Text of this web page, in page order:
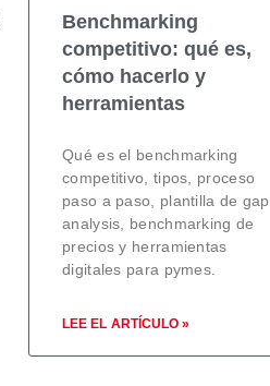
Benchmarking
competitivo: qué es,
cómo hacerlo y
herramientas
Qué es el benchmarking
competitivo, tipos, proceso
paso a paso, plantilla de gap
analysis, benchmarking de
precios y herramientas
digitales para pymes.
LEE EL ARTÍCULO »